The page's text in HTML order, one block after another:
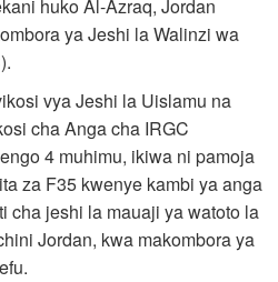
huko Al-Azraq, Jordan
ya Jeshi la Walinzi wa
vya Jeshi la Uislamu na
cha Anga cha IRGC
4 muhimu, ikiwa ni pamoja
za F35 kwenye kambi ya anga
cha jeshi la mauaji ya watoto la
Jordan, kwa makombora ya